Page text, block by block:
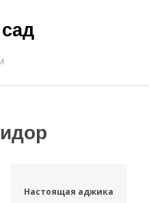
Настоящая аджика